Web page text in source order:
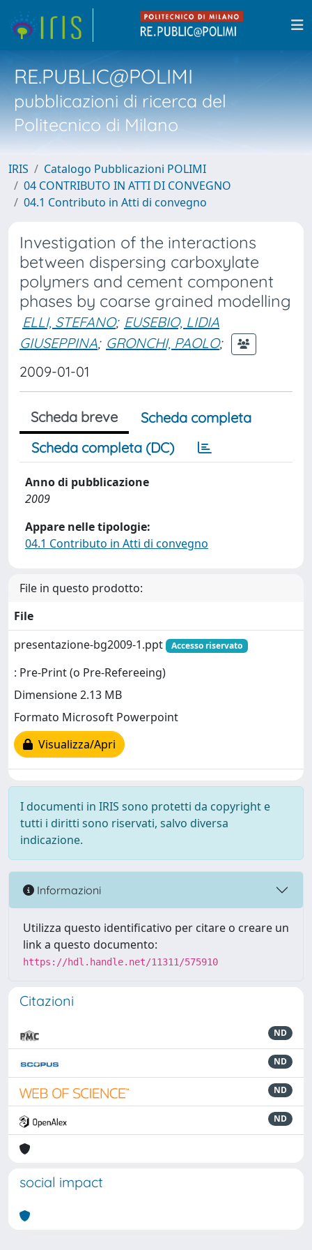
RE.PUBLIC@POLIMI
pubblicazioni di ricerca del
Politecnico di Milano
IRIS
Catalogo Pubblicazioni POLIMI
04 CONTRIBUTO IN ATTI DI CONVEGNO
04.1 Contributo in Atti di convegno
Investigation of the interactions
between dispersing carboxylate
polymers and cement component
phases by coarse grained modelling
ELLI, STEFANO; EUSEBIO, LIDIA
GIUSEPPINA; GRONCHI, PAOLO;
2009-01-01
Scheda breve
Scheda completa
Scheda completa (DC)
Anno di pubblicazione
2009
Appare nelle tipologie:
04.1 Contributo in Atti di convegno
File in questo prodotto:
File
presentazione-bg2009-1.ppt
Accesso riservato
: Pre-Print (o Pre-Refereeing)
Dimensione 2.13 MB
Formato Microsoft Powerpoint
Visualizza/Apri
I documenti in IRIS sono protetti da copyright e
tutti i diritti sono riservati, salvo diversa
indicazione.
Informazioni
Utilizza questo identificativo per citare o creare un
link a questo documento:
https://hdl.handle.net/11311/575910
Citazioni
ND
ND
ND
ND
social impact